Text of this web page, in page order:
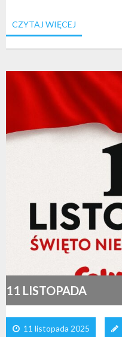
CZYTAJ WIĘCEJ
11 LISTOPADA
11 listopada 2025